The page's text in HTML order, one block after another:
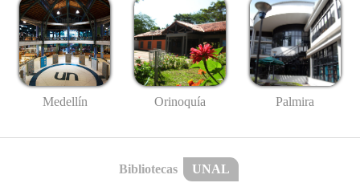
Medellín Orinoquía Palmira
Bibliotecas UNAL